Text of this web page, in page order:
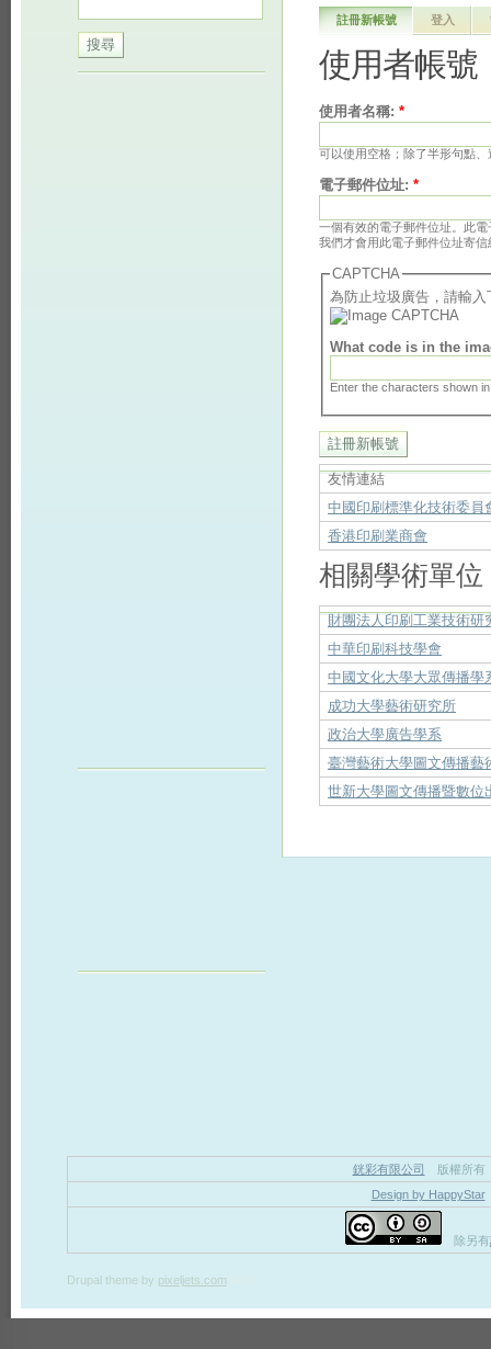
註冊新帳號 登入
使用者帳號
使用者名稱:*
可以使用空格；除了半形句點
電子郵件位址:*
一個有效的電子郵件位址。此
我們才會用此電子郵件位址寄信
CAPTCHA
為防止垃圾廣告，請輸
What code is in the
Enter the characters shown
友情連結
中國印刷標準化技術委員
香港印刷業商會
相關學術單位
財團法人印刷工業技術研
中華印刷科技學會
中國文化大學大眾傳播學
成功大學藝術研究所
政治大學廣告學系
臺灣藝術大學圖文傳播藝
世新大學圖文傳播暨數位
銧彩有限公司
版權所有
Design by HappyStar
除另有
Drupal theme by pixeljets.com